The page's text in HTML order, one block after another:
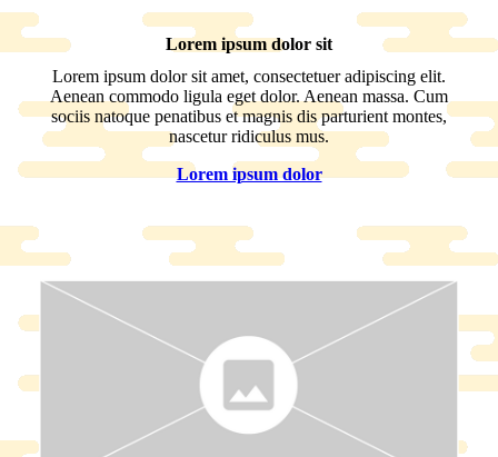
Lorem ipsum dolor sit
Lorem ipsum dolor sit amet, consectetuer adipiscing elit.
Aenean commodo ligula eget dolor. Aenean massa. Cum
sociis natoque penatibus et magnis dis parturient montes,
nascetur ridiculus mus.
Lorem ipsum dolor